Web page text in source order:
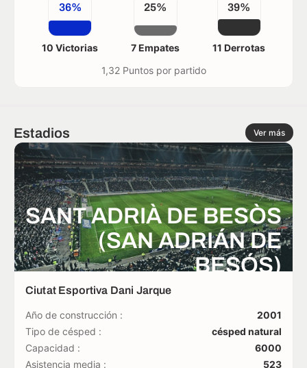
36%
10 Victorias
25%
7 Empates
39%
11 Derrotas
1,32 Puntos por partido
Estadios Ver más
SANT ADRIÀ DE BESÒS
(SAN ADRIÁN DE
BESÓS)
Ciutat Esportiva Dani Jarque
Año de construcción :
2001
Tipo de césped :
césped natural
Capacidad :
6000
Asistencia media :
523